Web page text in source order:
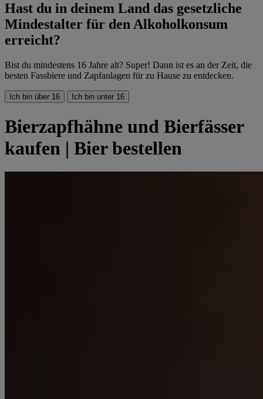
Hast du in deinem Land das gesetzliche
Mindestalter für den Alkoholkonsum
erreicht?
Bist du mindestens 16 Jahre alt? Super! Dann ist es an der Zeit, die
besten Fassbiere und Zapfanlagen für zu Hause zu entdecken.
Ich bin über 16 Ich bin unter 16
Bierzapfhähne und Bierfässer
kaufen | Bier bestellen